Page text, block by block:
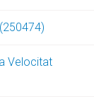
Velocitat